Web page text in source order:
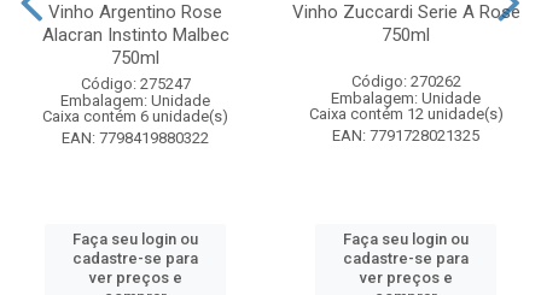
Vinho Argentino Rose
Alacran Instinto Malbec
750ml
Código: 275247
Embalagem: Unidade
Caixa contém 6 unidade(s)
EAN: 7798419880322
Faça seu login ou
cadastre-se para
ver preços e
Vinho Zuccardi Serie A Rose
750ml
Código: 270262
Embalagem: Unidade
Caixa contém 12 unidade(s)
EAN: 7791728021325
Faça seu login ou
cadastre-se para
ver preços e